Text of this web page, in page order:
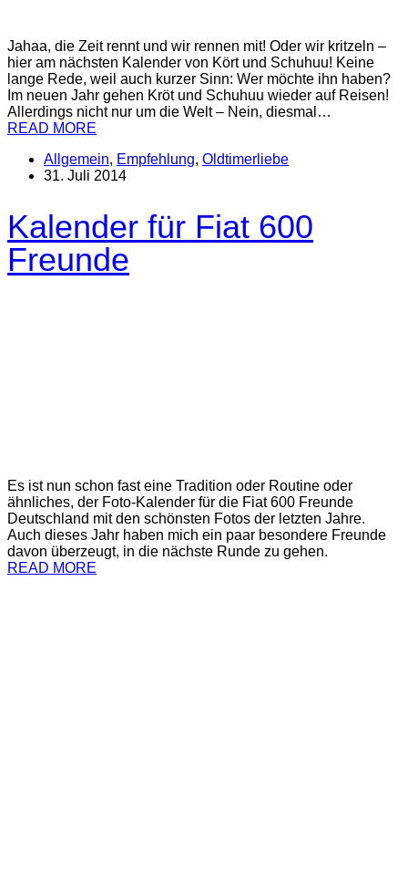
Jahaa, die Zeit rennt und wir rennen mit! Oder wir kritzeln –
hier am nächsten Kalender von Kört und Schuhuu! Keine
lange Rede, weil auch kurzer Sinn: Wer möchte ihn haben?
Im neuen Jahr gehen Kröt und Schuhuu wieder auf Reisen!
Allerdings nicht nur um die Welt – Nein, diesmal…
READ MORE
Allgemein, Empfehlung, Oldtimerliebe
31. Juli 2014
Kalender für Fiat 600
Freunde
Es ist nun schon fast eine Tradition oder Routine oder
ähnliches, der Foto-Kalender für die Fiat 600 Freunde
Deutschland mit den schönsten Fotos der letzten Jahre.
Auch dieses Jahr haben mich ein paar besondere Freunde
davon überzeugt, in die nächste Runde zu gehen.
READ MORE